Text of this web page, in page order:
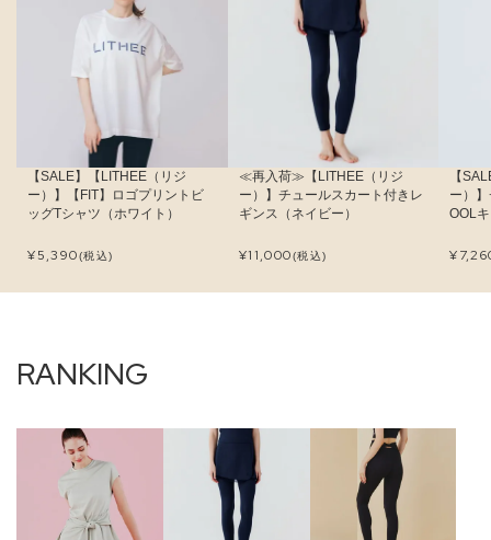
【SALE】【LITHEE（リジ
ー）】【FIT】ロゴプリントビ
ッグTシャツ（ホワイト）
¥5,390(税込)
≪再入荷≫【LITHEE（リジ
ー）】チュールスカート付きレ
ギンス（ネイビー）
¥11,000(税込)
【
ー）
OOL
¥